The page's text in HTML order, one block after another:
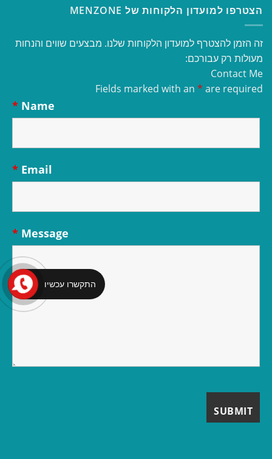
הצטרפו למועדון הלקוחות של MENZONE
זה הזמן להצטרף למועדון הלקוחות שלנו. מבצעים שווים והנחות
מעולות רק עבורכם:
Contact Me
Fields marked with an * are required
Name
*
Email
*
Message
*
התקשרו עכשיו